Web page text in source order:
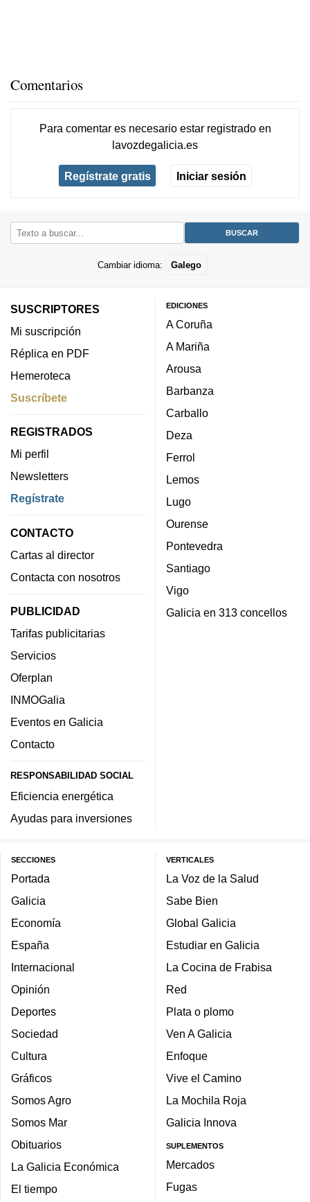
Comentarios
Para comentar es necesario estar registradoen
lavozdegalicia.es
Regístrate gratis Iniciar sesión
Cambiar idioma: Galego
SUSCRIPTORES
Mi suscripción
Réplica en PDF
Hemeroteca
Suscríbete
REGISTRADOS
Mi perfil
Newsletters
Regístrate
CONTACTO
Cartas al director
Contacta con nosotros
PUBLICIDAD
Tarifas publicitarias
Servicios
Oferplan
INMOGalia
Eventos en Galicia
Contacto
RESPONSABILIDAD SOCIAL
Eficiencia energética
Ayudas para inversiones
EDICIONES
A Coruña
A Mariña
Arousa
Barbanza
Carballo
Deza
Ferrol
Lemos
Lugo
Ourense
Pontevedra
Santiago
Vigo
Galicia en 313 concellos
SECCIONES
Portada
Galicia
Economía
España
Internacional
Opinión
Deportes
Sociedad
Cultura
Gráficos
Somos Agro
Somos Mar
Obituarios
La Galicia Económica
El tiempo
VERTICALES
La Voz de la Salud
Sabe Bien
Global Galicia
Estudiar en Galicia
La Cocina de Frabisa
Red
Plata o plomo
Ven A Galicia
Enfoque
Vive el Camino
La Mochila Roja
Galicia Innova
SUPLEMENTOS
Mercados
Fugas